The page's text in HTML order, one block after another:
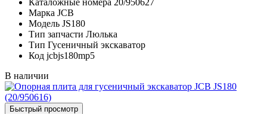
Марка JCB
Модель JS180
Тип запчасти Люлька
Тип Гусеничный экскаватор
Код jcbjs180mp5
В наличии